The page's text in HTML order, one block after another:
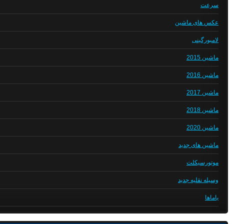
سرعت
عکس های ماشین
لامبورگینی
ماشین 2015
ماشین 2016
ماشین 2017
ماشین 2018
ماشین 2020
ماشین های جدید
موتورسیکلت
وسیله نقلیه جدید
یاماها